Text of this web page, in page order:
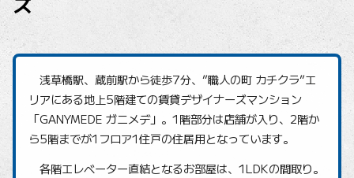
浅草橋駅、蔵前駅から徒歩7分、”職人の町 カチクラ”エ
リアにある地上5階建ての賃貸デザイナーズマンション
「GANYMEDE ガニメデ」。1階部分は店舗が入り、2階か
ら5階までが1フロア1住戸の住居用となっています。
各階エレベーター直結となるお部屋は、1LDKの間取り。